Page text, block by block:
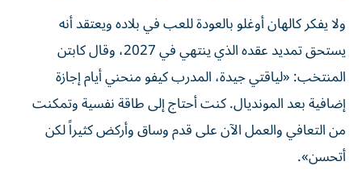
ولا يفكر كالهان أوغلو بالعودة للعب في بلاده ويعتقد أنه
يستحق تمديد عقده الذي ينتهي في 2027، وقال كابتن
المنتخب: «لياقتي جيدة، المدرب كيفو منحني أيام إجازة
إضافية بعد المونديال. كنت أحتاج إلى طاقة نفسية وتمكنت
من التعافي والعمل الآن على قدم وساق وأركض كثيراً لكن
أتحسن».